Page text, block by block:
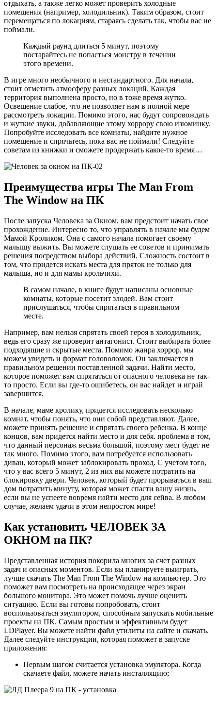
отдыхать, а также легко может проверить холодные
помещения (например, холодильник). Таким образом, стоит
перемещаться по локациям, стараясь сделать так, чтобы вас не
поймали.
Каждый раунд длиться 5 минут, поэтому
постарайтесь не попасться монстру в течении
этого времени.
В игре много необычного и нестандартного. Для начала,
стоит отметить атмосферу разных локаций. Каждая
территория выполнена просто, но в тоже время жутко.
Освещение слабое, что не позволяет нам в полной мере
рассмотреть локации. Помимо этого, нас будут сопровождать
и жуткие звуки, добавляющие этому хоррору свою изюминку.
Попробуйте исследовать все комнаты, найдите нужное
помещение и спрячьтесь, пока вас не поймали! Следуйте
советам из книжки и сможете продержать какое-то время…
Преимущества игры The Man From
The Window на ПК
После запуска Человека за Окном, вам предстоит начать свое
прохождение. Интересно то, что управлять в начале мы будем
Мамой Кроликом. Она с самого начала помогает своему
малышу выжить. Вы можете слушать ее советов и принимать
решения посредством выбора действий. Сложность состоит в
том, что придется искать места для пряток не только для
малыша, но и для мамы крольчихи.
В самом начале, в книге будут написаны основные
комнаты, которые посетит злодей. Вам стоит
прислушаться, чтобы спрятаться в правильном
месте.
Например, вам нельзя спрятать своей героя в холодильник,
ведь его сразу же проверит антагонист. Стоит выбирать более
подходящие и скрытые места. Помимо жанра хоррор, мы
можем увидеть и формат головоломок. Он заключается в
правильном решении поставленной задачи. Найти место,
которое поможет вам спрятаться от опасного человека не так-
то просто. Если вы где-то ошибетесь, он вас найдет и играй
завершится.
В начале, маме кролику, придется исследовать несколько
комнат, чтобы понять, что они собой представляют. Далее,
можете принять решение и спрятать своего ребенка. В конце
концов, вам придется найти место и для себя. проблема в том,
что данный персонаж весьма большой, поэтому мест будет не
так много. Помимо этого, вам потребуется использовать
диван, который может заблокировать проход. С учетом того,
что у вас всего 5 минут, 2 из них вы можете потратить на
блокировку двери. Человек, который будет прорываться в ваш
дом потратить минуту, которая может спасти вашу жизнь,
если вы не успеете вовремя найти место для сейва. В любом
случае, желаем удачи в этом непростом мире!
Как установить ЧЕЛОВЕК ЗА
ОКНОМ на ПК?
Представленная история покорила многих за счет разных
задач и опасных моментов. Если вы планируете выиграть,
лучше скачать The Man From The Window на компьютер. Это
поможет вам посмотреть на происходящее через экран
большого монитора. Это может помочь лучше оценить
ситуацию. Если вы готовы попробовать, стоит
воспользоваться эмулятором, способным запускать мобильные
проекты на ПК. Самым простым и эффективным будет
LDPlayer. Вы можете найти файл утилиты на сайте и скачать.
Далее следуйте инструкции, которая поможет в запуске
приложения:
Первым шагом считается установка эмулятора. Когда
скачаете файл, можете начать инсталляцию;